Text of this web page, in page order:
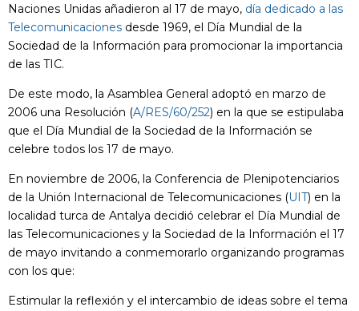
Naciones Unidas añadieron al 17 de mayo, día dedicado a las
Telecomunicaciones desde 1969, el Día Mundial de la
Sociedad de la Información para promocionar la importancia
de las TIC.
De este modo, la Asamblea General adoptó en marzo de
2006 una Resolución (A/RES/60/252) en la que se estipulaba
que el Día Mundial de la Sociedad de la Información se
celebre todos los 17 de mayo.
En noviembre de 2006, la Conferencia de Plenipotenciarios
de la Unión Internacional de Telecomunicaciones (UIT) en la
localidad turca de Antalya decidió celebrar el Día Mundial de
las Telecomunicaciones y la Sociedad de la Información el 17
de mayo invitando a conmemorarlo organizando programas
con los que:
Estimular la reflexión y el intercambio de ideas sobre el tema